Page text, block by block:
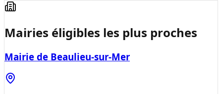
Mairies éligibles les plus proches
Mairie de Beaulieu-sur-Mer